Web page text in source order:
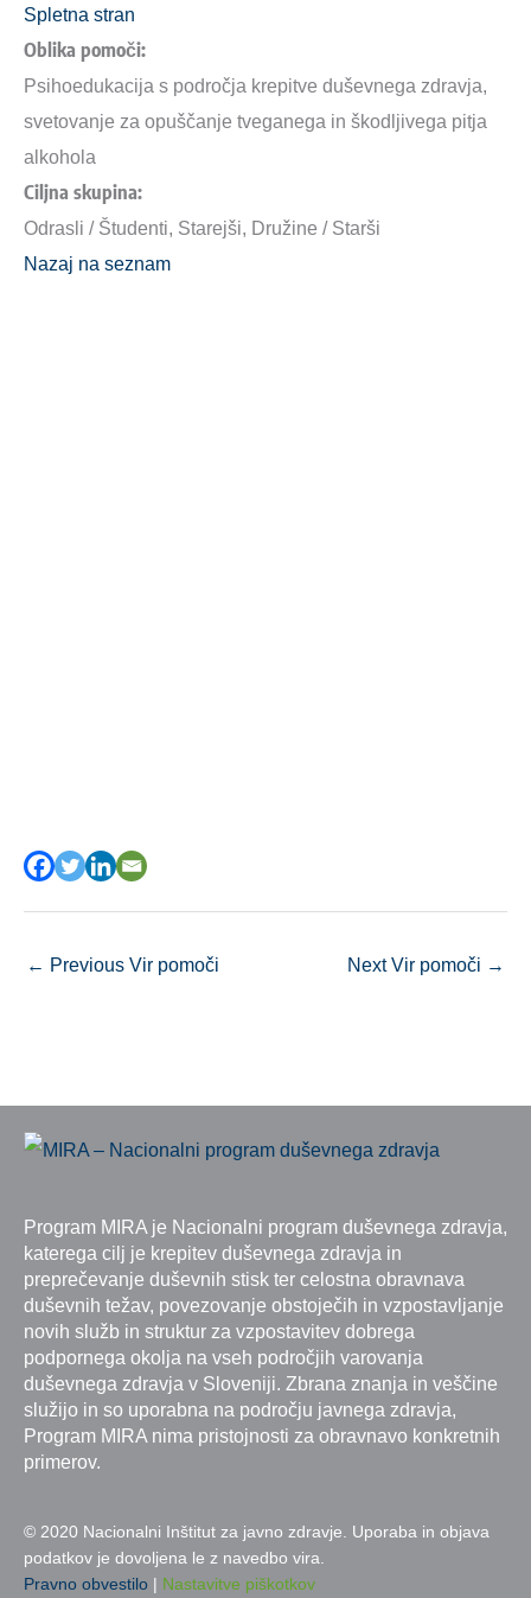
Spletna stran
Oblika pomoči:
Psihoedukacija s področja krepitve duševnega zdravja,
svetovanje za opuščanje tveganega in škodljivega pitja
alkohola
Ciljna skupina:
Odrasli / Študenti, Starejši, Družine / Starši
Nazaj na seznam
← Previous Vir pomoči Next Vir pomoči →
Program MIRA je Nacionalni program duševnega zdravja,
katerega cilj je krepitev duševnega zdravja in
preprečevanje duševnih stisk ter celostna obravnava
duševnih težav, povezovanje obstoječih in vzpostavljanje
novih služb in struktur za vzpostavitev dobrega
podpornega okolja na vseh področjih varovanja
duševnega zdravja v Sloveniji. Zbrana znanja in veščine
služijo in so uporabna na področju javnega zdravja,
Program MIRA nima pristojnosti za obravnavo konkretnih
primerov.
© 2020 Nacionalni Inštitut za javno zdravje. Uporaba in objava
podatkov je dovoljena le z navedbo vira.
Pravno obvestilo | Nastavitve piškotkov